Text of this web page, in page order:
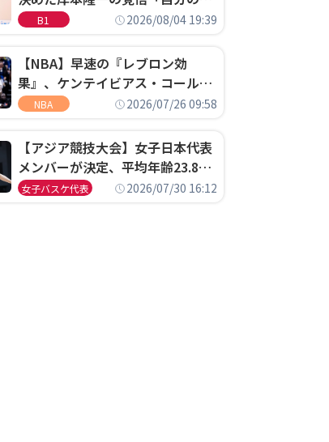
ゴというちっぽけなことのため
B1 2026/08/04 19:39
【NBA】早速の『レブロン効
果』、ケンテイビアス・コールド
ウェル・ポープがセブンティシク
NBA 2026/07/26 09:58
【アジア競技大会】女子日本代表
メンバーが決定、平均年齢23.8歳
のフレッシュなメンバーが日本開
女子バスケ代表 2026/07/30 16:12